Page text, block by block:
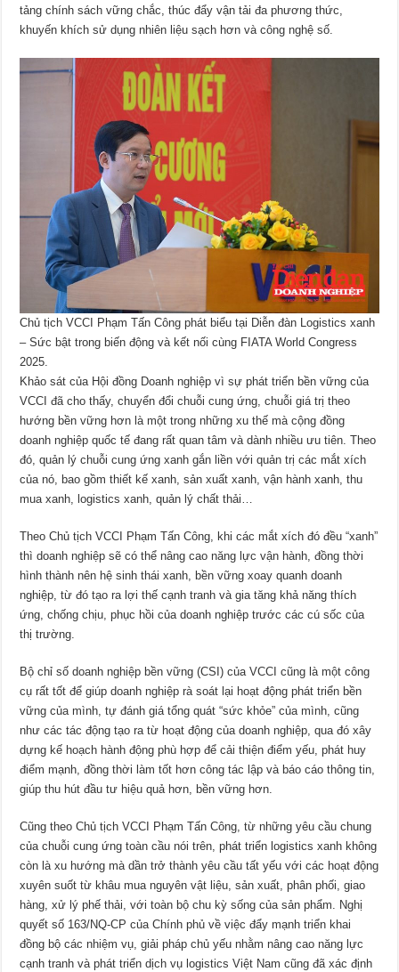
tảng chính sách vững chắc, thúc đẩy vận tải đa phương thức,
khuyến khích sử dụng nhiên liệu sạch hơn và công nghệ số.
Chủ tịch VCCI Phạm Tấn Công phát biểu tại Diễn đàn Logistics xanh
– Sức bật trong biến động và kết nối cùng FIATA World Congress
2025.
Khảo sát của Hội đồng Doanh nghiệp vì sự phát triển bền vững của
VCCI đã cho thấy, chuyển đổi chuỗi cung ứng, chuỗi giá trị theo
hướng bền vững hơn là một trong những xu thế mà cộng đồng
doanh nghiệp quốc tế đang rất quan tâm và dành nhiều ưu tiên. Theo
đó, quản lý chuỗi cung ứng xanh gắn liền với quản trị các mắt xích
của nó, bao gồm thiết kế xanh, sản xuất xanh, vận hành xanh, thu
mua xanh, logistics xanh, quản lý chất thải…
Theo Chủ tịch VCCI Phạm Tấn Công, khi các mắt xích đó đều “xanh”
thì doanh nghiệp sẽ có thể nâng cao năng lực vận hành, đồng thời
hình thành nên hệ sinh thái xanh, bền vững xoay quanh doanh
nghiệp, từ đó tạo ra lợi thế cạnh tranh và gia tăng khả năng thích
ứng, chống chịu, phục hồi của doanh nghiệp trước các cú sốc của
thị trường.
Bộ chỉ số doanh nghiệp bền vững (CSI) của VCCI cũng là một công
cụ rất tốt để giúp doanh nghiệp rà soát lại hoạt động phát triển bền
vững của mình, tự đánh giá tổng quát “sức khỏe” của mình, cũng
như các tác động tạo ra từ hoạt động của doanh nghiệp, qua đó xây
dựng kế hoạch hành động phù hợp để cải thiện điểm yếu, phát huy
điểm mạnh, đồng thời làm tốt hơn công tác lập và báo cáo thông tin,
giúp thu hút đầu tư hiệu quả hơn, bền vững hơn.
Cũng theo Chủ tịch VCCI Phạm Tấn Công, từ những yêu cầu chung
của chuỗi cung ứng toàn cầu nói trên, phát triển logistics xanh không
còn là xu hướng mà dần trở thành yêu cầu tất yếu với các hoạt động
xuyên suốt từ khâu mua nguyên vật liệu, sản xuất, phân phối, giao
hàng, xử lý phế thải, với toàn bộ chu kỳ sống của sản phẩm. Nghị
quyết số 163/NQ-CP của Chính phủ về việc đẩy mạnh triển khai
đồng bộ các nhiệm vụ, giải pháp chủ yếu nhằm nâng cao năng lực
cạnh tranh và phát triển dịch vụ logistics Việt Nam cũng đã xác định